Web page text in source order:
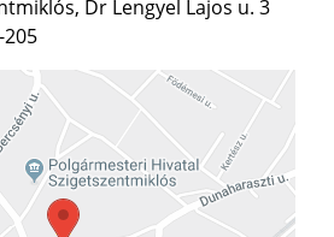
Dr Lengyel Lajos u. 3
205